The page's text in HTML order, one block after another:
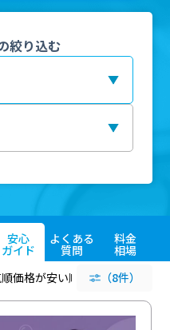
絞り込む
安心
ガイド
よくある
質問
料金
相場
価格が安い順 評価が高い順
（8件）